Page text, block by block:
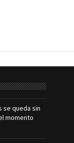
se queda sin
momento